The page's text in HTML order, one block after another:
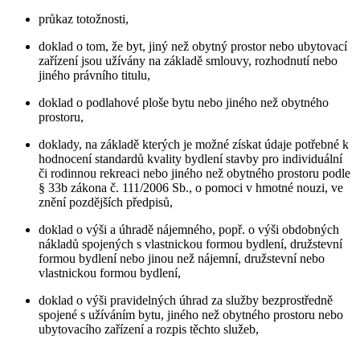
průkaz totožnosti,
doklad o tom, že byt, jiný než obytný prostor nebo ubytovací
zařízení jsou užívány na základě smlouvy, rozhodnutí nebo
jiného právního titulu,
doklad o podlahové ploše bytu nebo jiného než obytného
prostoru,
doklady, na základě kterých je možné získat údaje potřebné k
hodnocení standardů kvality bydlení stavby pro individuální
či rodinnou rekreaci nebo jiného než obytného prostoru podle
§ 33b zákona č. 111/2006 Sb., o pomoci v hmotné nouzi, ve
znění pozdějších předpisů,
doklad o výši a úhradě nájemného, popř. o výši obdobných
nákladů spojených s vlastnickou formou bydlení, družstevní
formou bydlení nebo jinou než nájemní, družstevní nebo
vlastnickou formou bydlení,
doklad o výši pravidelných úhrad za služby bezprostředně
spojené s užíváním bytu, jiného než obytného prostoru nebo
ubytovacího zařízení a rozpis těchto služeb,